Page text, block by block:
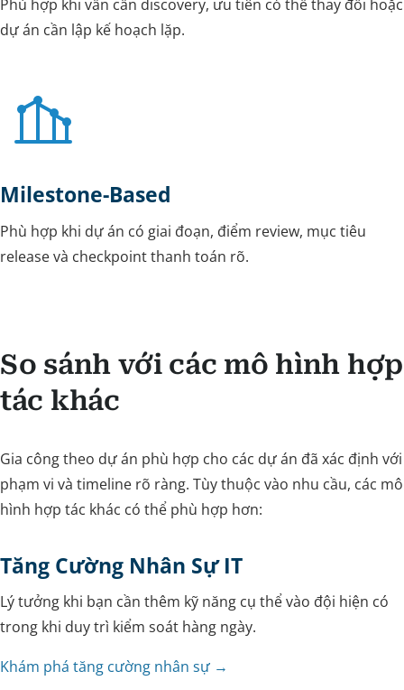
Phù hợp khi vẫn cần discovery, ưu tiên có thể thay đổi hoặc
dự án cần lập kế hoạch lặp.
Milestone-Based
Phù hợp khi dự án có giai đoạn, điểm review, mục tiêu
release và checkpoint thanh toán rõ.
So sánh với các mô hình hợp
tác khác
Gia công theo dự án phù hợp cho các dự án đã xác định với
phạm vi và timeline rõ ràng. Tùy thuộc vào nhu cầu, các mô
hình hợp tác khác có thể phù hợp hơn:
Tăng Cường Nhân Sự IT
Lý tưởng khi bạn cần thêm kỹ năng cụ thể vào đội hiện có
trong khi duy trì kiểm soát hàng ngày.
Khám phá tăng cường nhân sự →